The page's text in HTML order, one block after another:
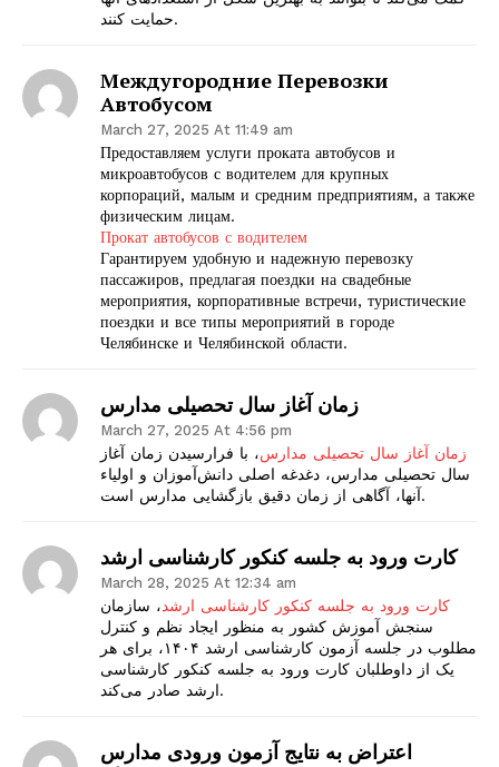
حمایت کنند.
Междугородние Перевозки
Автобусом
March 27, 2025 At 11:49 am
Предоставляем услуги проката автобусов и
микроавтобусов с водителем для крупных
корпораций, малым и средним предприятиям, а также
физическим лицам.
Прокат автобусов с водителем
Гарантируем удобную и надежную перевозку
пассажиров, предлагая поездки на свадебные
мероприятия, корпоративные встречи, туристические
поездки и все типы мероприятий в городе
Челябинске и Челябинской области.
زمان آغاز سال تحصیلی مدارس
March 27, 2025 At 4:56 pm
زمان آغاز سال تحصیلی مدارس، با فرارسیدن زمان آغاز
سال تحصیلی مدارس، دغدغه اصلی دانش‌آموزان و اولیاء
آنها، آگاهی از زمان دقیق بازگشایی مدارس است.
کارت ورود به جلسه کنکور کارشناسی ارشد
March 28, 2025 At 12:34 am
کارت ورود به جلسه کنکور کارشناسی ارشد، سازمان
سنجش آموزش کشور به منظور ایجاد نظم و کنترل
مطلوب در جلسه آزمون کارشناسی ارشد ۱۴۰۴، برای هر
یک از داوطلبان کارت ورود به جلسه کنکور کارشناسی
ارشد صادر می‌کند.
اعتراض به نتایج آزمون ورودی مدارس